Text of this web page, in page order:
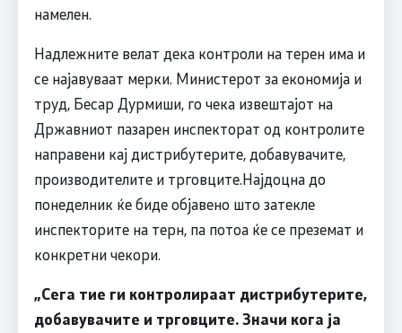
намелен.
Надлежните велат дека контроли на терен има и
се најавуваат мерки. Министерот за економија и
труд, Бесар Дурмиши, го чека извештајот на
Државниот пазарен инспекторат од контролите
направени кај дистрибутерите, добавувачите,
производителите и трговците.Најдоцна до
понеделник ќе биде објавено што затекле
инспекторите на терн, па потоа ќе се преземат и
конкретни чекори.
„Сега тие ги контролираат дистрибутерите,
добавувачите и трговците. Значи кога ја